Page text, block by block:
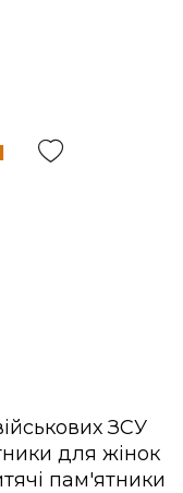
ЗСУ
для жінок
пам'ятники